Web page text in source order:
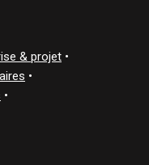
& projet •
•
•